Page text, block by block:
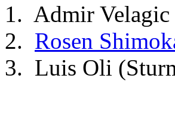
Admir
Rosen
Luis Oli